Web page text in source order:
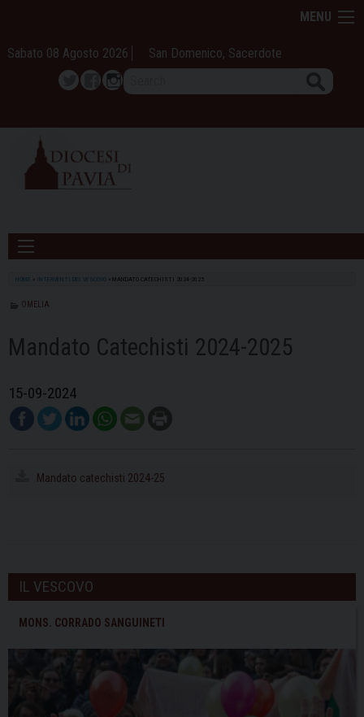
content
MENU
Sabato 08 Agosto 2026 San Domenico, Sacerdote
TwitterFacebook
Instagram
HOME INTERVENTI DEL VESCOVO MANDATO CATECHISTI 2024-2025
OMELIA
Mandato Catechisti 2024-2025
15-09-2024
Mandato catechisti 2024-25
IL VESCOVO
MONS. CORRADO SANGUINETI